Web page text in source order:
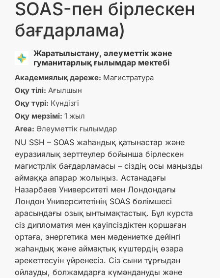
SOAS-пен бірлескен
бағдарлама)
Жаратылыстану, әлеуметтік және
гуманитарлық ғылымдар мектебі
Академиялық дәреже: Магистратура
Оқу тілі: Ағылшын
Оқу түрі: Күндізгі
Оқу мерзімі: 1 жыл
Area: Әлеуметтік ғылымдар
NU SSH – SOAS жаһандық қатынастар және
еуразиялық зерттеулер бойынша бірлескен
магистрлік бағдарламасы – сіздің осы маңызды
аймаққа апарар жолыңыз. Астанадағы
Назарбаев Университеті мен Лондондағы
Лондон Университетінің SOAS бөлімшесі
арасындағы озық ынтымақтастық. Бұл курста
сіз дипломатия мен қауіпсіздіктен қоршаған
ортаға, энергетика мен мәдениетке дейінгі
жаһандық және аймақтық күштердің өзара
әрекеттесуін үйренесіз. Сіз сыни тұрғыдан
ойлауды, болжамдарға күмәндануды және